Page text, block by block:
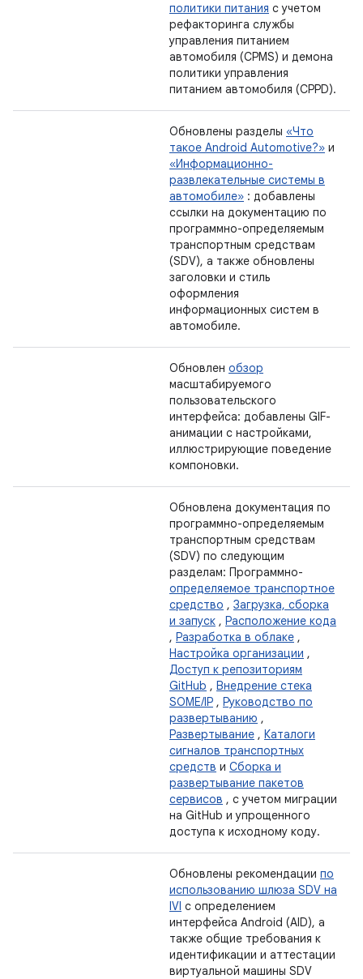
политики питания с учетом
рефакторинга службы
управления питанием
автомобиля (CPMS) и демона
политики управления
питанием автомобиля (CPPD).
Обновлены разделы «Что
такое Android Automotive?» и
«Информационно-
развлекательные системы в
автомобиле» : добавлены
ссылки на документацию по
программно-определяемым
транспортным средствам
(SDV), а также обновлены
заголовки и стиль
оформления
информационных систем в
автомобиле.
Обновлен обзор
масштабируемого
пользовательского
интерфейса: добавлены GIF-
анимации с настройками,
иллюстрирующие поведение
компоновки.
Обновлена ​​документация по
программно-определяемым
транспортным средствам
(SDV) по следующим
разделам: Программно-
определяемое транспортное
средство , Загрузка, сборка
и запуск , Расположение кода
, Разработка в облаке ,
Настройка организации ,
Доступ к репозиториям
GitHub , Внедрение стека
SOME/IP , Руководство по
развертыванию ,
Развертывание , Каталоги
сигналов транспортных
средств и Сборка и
развертывание пакетов
сервисов , с учетом миграции
на GitHub и упрощенного
доступа к исходному коду.
Обновлены рекомендации по
использованию шлюза SDV на
IVI с определением
интерфейса Android (AID), а
также общие требования к
идентификации и аттестации
виртуальной машины SDV